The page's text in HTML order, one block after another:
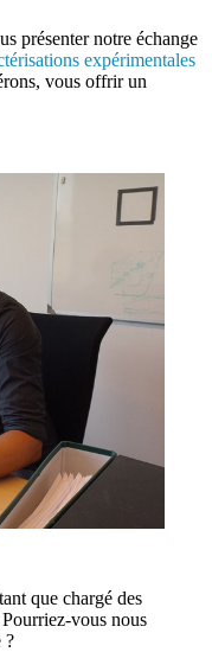
présenter notre échange
expérimentales
vous offrir un
que chargé des
vous nous
?